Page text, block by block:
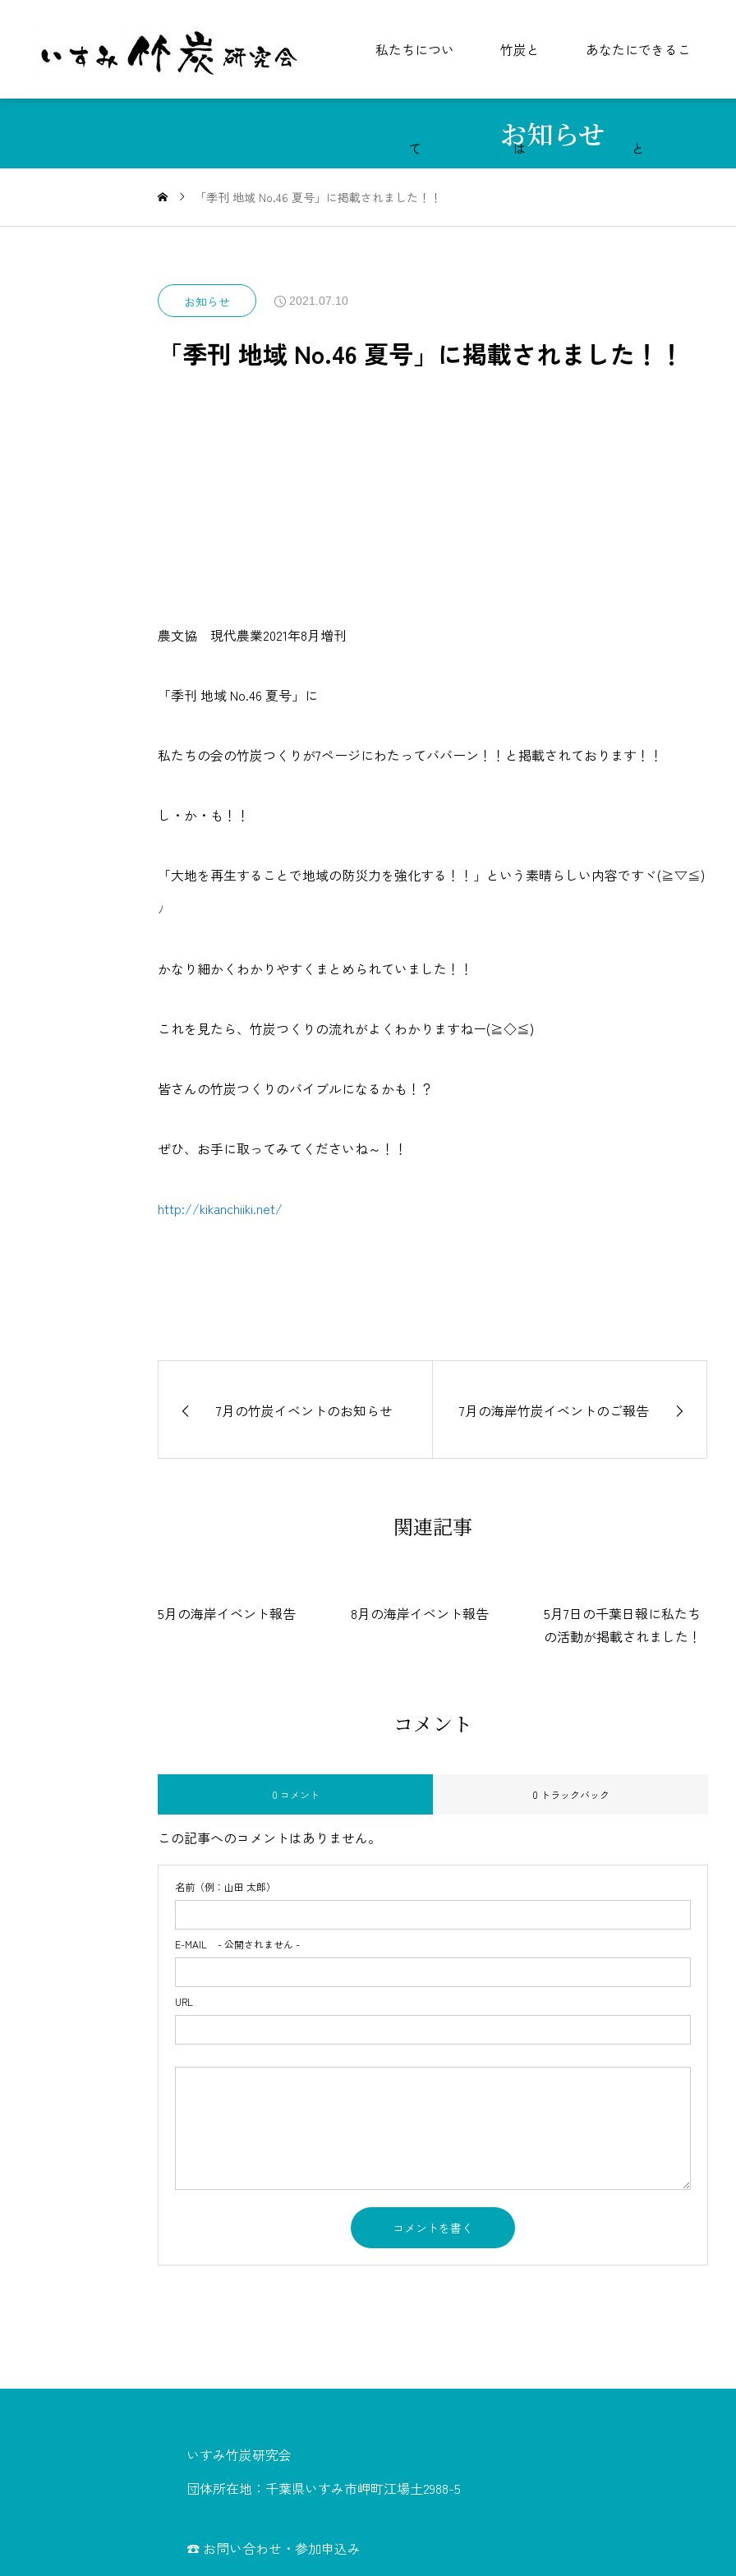
私たちについ
て
竹炭と
は
あなたにできるこ
と
お知らせ
「季刊 地域 No.46 夏号」に掲載されました！！
お知らせ 2021.07.10
「季刊 地域 No.46 夏号」に掲載されました！！
農文協 現代農業2021年8月増刊
「季刊 地域 No.46 夏号」に
私たちの会の竹炭つくりが7ページにわたってババーン！！と掲載されております！！
し・か・も！！
「大地を再生することで地域の防災力を強化する！！」という素晴らしい内容ですヾ(≧▽≦)
ﾉ
かなり細かくわかりやすくまとめられていました！！
これを見たら、竹炭つくりの流れがよくわかりますねー(≧◇≦)
皆さんの竹炭つくりのバイブルになるかも！？
ぜひ、お手に取ってみてくださいね～！！
http://kikanchiiki.net/
7月の竹炭イベントのお知らせ 7月の海岸竹炭イベントのご報告
関連記事
5月の海岸イベント報告 8月の海岸イベント報告
5月7日の千葉日報に私たち
の活動が掲載されました！
コメント
0 コメント 0 トラックバック
この記事へのコメントはありません。
名前（例：山田 太郎）
E-MAIL - 公開されません -
URL
いすみ竹炭研究会
団体所在地：千葉県いすみ市岬町江場土2988-5
☎ お問い合わせ・参加申込み